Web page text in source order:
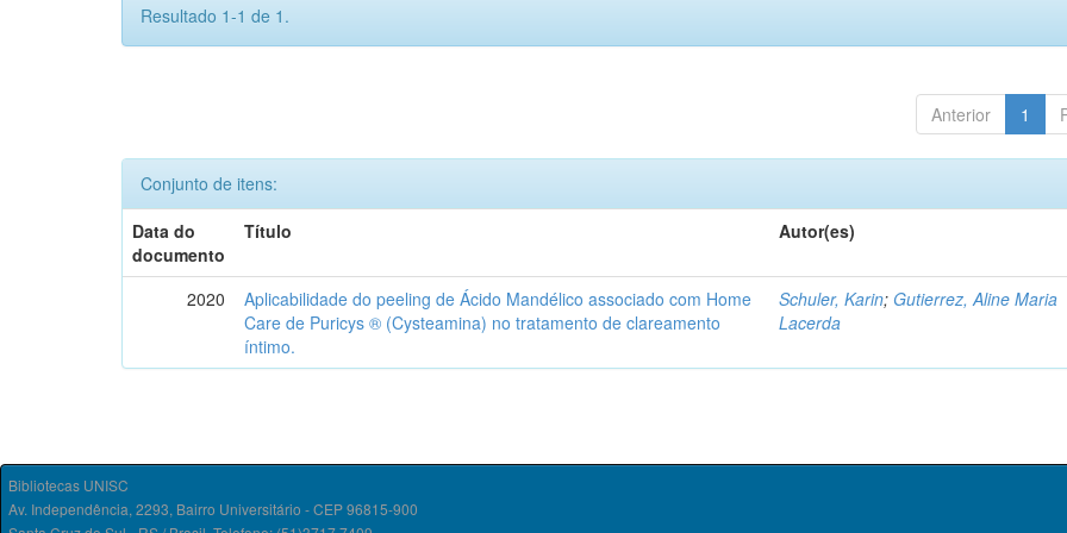
Resultado 1-1 de 1.
Anterior 1
Conjunto de itens:
Data do
documento
Título Autor(es)
2020
Aplicabilidade do peeling de Ácido Mandélico associado com Home
Care de Puricys ® (Cysteamina) no tratamento de clareamento
íntimo.
Schuler, Karin; Gutierrez, Aline Maria
Lacerda
Bibliotecas UNISC
Av. Independência, 2293, Bairro Universitário - CEP 96815-900